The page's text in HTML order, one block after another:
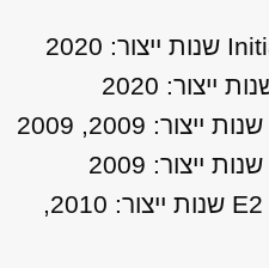
רנו קולאוס 2.5 בנזין E2 2X4 שנות ייצור: 2010,